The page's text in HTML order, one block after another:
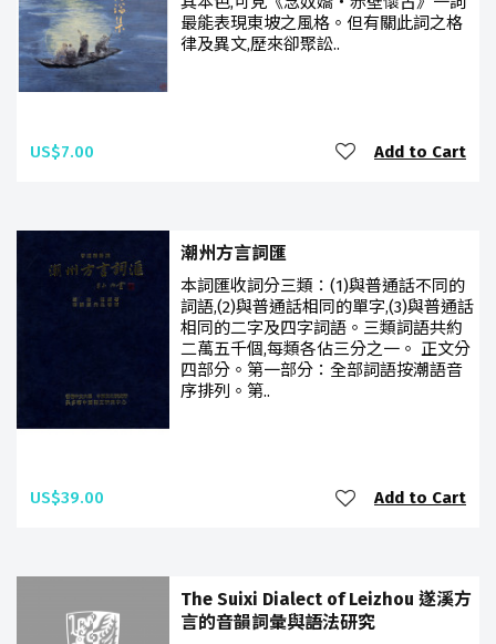
最能表現東坡之風格。但有關此詞之格
律及異文,歷來卻聚訟..
US$7.00 Add to Cart
潮州方言詞匯
本詞匯收詞分三類：(1)與普通話不同的
詞語,(2)與普通話相同的單字,(3)與普通話
相同的二字及四字詞語。三類詞語共約
二萬五千個,每類各佔三分之一。 正文分
四部分。第一部分：全部詞語按潮語音
序排列。第..
US$39.00 Add to Cart
The Suixi Dialect of Leizhou 遂溪方
言的音韻詞彙與語法研究